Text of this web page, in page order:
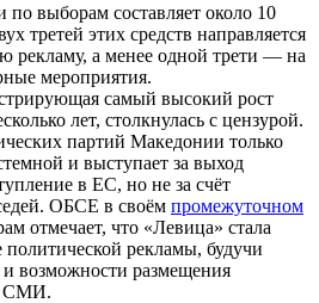
выборам составляет около 10
третей этих средств направляется
рекламу, а менее одной трети — на
мероприятия.
самый высокий рост
лет, столкнулась с цензурой.
партий Македонии только
и выступает за выход
в ЕС, но не за счёт
ОБСЕ в своём промежуточном
отмечает, что «Левица» стала
рекламы, будучи
возможности размещения
СМИ.